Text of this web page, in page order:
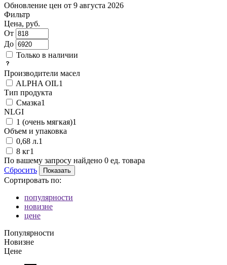
Обновление цен от 9 августа 2026
Фильтр
Цена, руб.
От
До
Только в наличии
Производители масел
ALPHA OIL1
Тип продукта
Смазка1
NLGI
1 (очень мягкая)1
Объем и упаковка
0,68 л.1
8 кг1
По вашему запросу найдено 0 ед. товара
Сбросить
Сортировать по:
популярности
новизне
цене
Популярности
Новизне
Цене